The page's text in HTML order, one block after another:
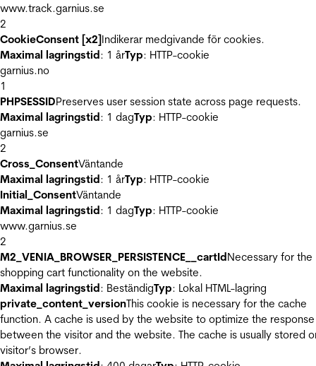
www.track.garnius.se
2
CookieConsent [x2]Indikerar medgivande för cookies.
Maximal lagringstid: 1 årTyp: HTTP-cookie
garnius.no
1
PHPSESSIDPreserves user session state across page requests.
Maximal lagringstid: 1 dagTyp: HTTP-cookie
garnius.se
2
Cross_ConsentVäntande
Maximal lagringstid: 1 årTyp: HTTP-cookie
Initial_ConsentVäntande
Maximal lagringstid: 1 dagTyp: HTTP-cookie
www.garnius.se
2
M2_VENIA_BROWSER_PERSISTENCE__cartIdNecessary for the
shopping cart functionality on the website.
Maximal lagringstid: BeständigTyp: Lokal HTML-lagring
private_content_versionThis cookie is necessary for the cache
function. A cache is used by the website to optimize the
between the visitor and the website. The cache is usually stored
visitor’s browser.